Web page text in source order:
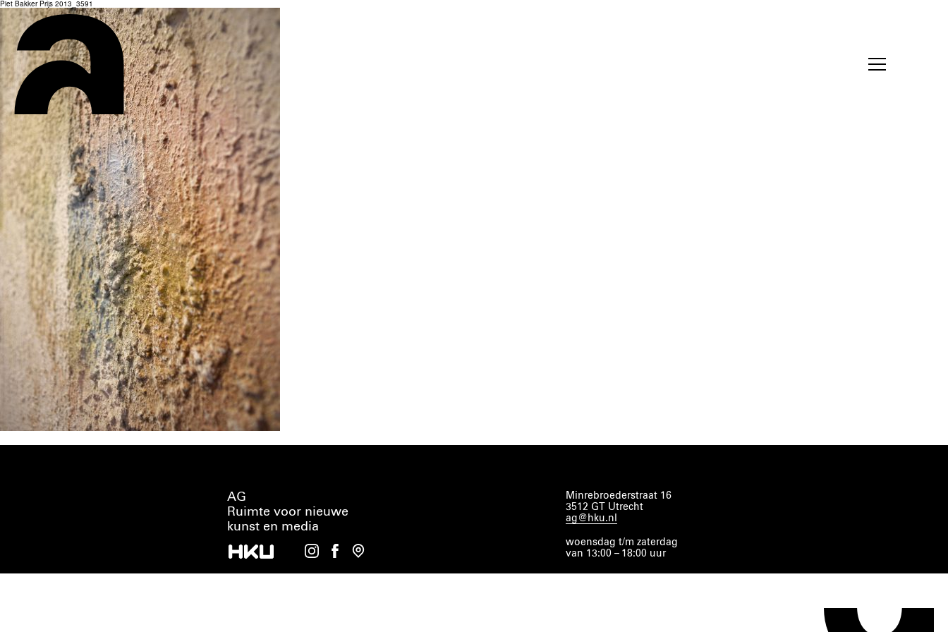
Piet Bakker Prijs 2013_3591
AG
Ruimte voor nieuwe
kunst en media
Minrebroederstraat 16
3512 GT Utrecht
ag@hku.nl
woensdag t/m zaterdag
van 13:00 – 18:00 uur